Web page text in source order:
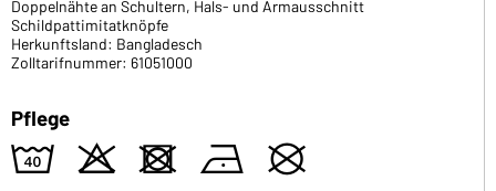
Doppelnähte an Schultern, Hals- und Armausschnitt
Schildpattimitatknöpfe
Herkunftsland: Bangladesch
Zolltarifnummer: 61051000
Pflege
8 o d n U